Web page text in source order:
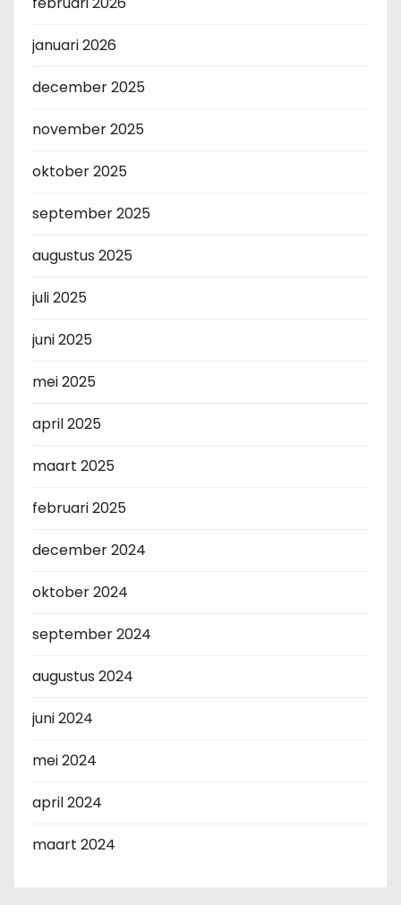
januari 2026
december 2025
november 2025
oktober 2025
september 2025
augustus 2025
juli 2025
juni 2025
mei 2025
april 2025
maart 2025
februari 2025
december 2024
oktober 2024
september 2024
augustus 2024
juni 2024
mei 2024
april 2024
maart 2024